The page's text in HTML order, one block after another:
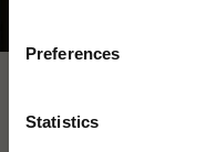
Preferences
Statistics
Få 10% rabatt på ditt